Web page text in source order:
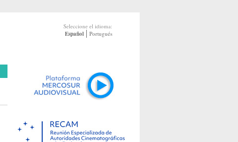
Seleccione el idioma:
Portugués
Español